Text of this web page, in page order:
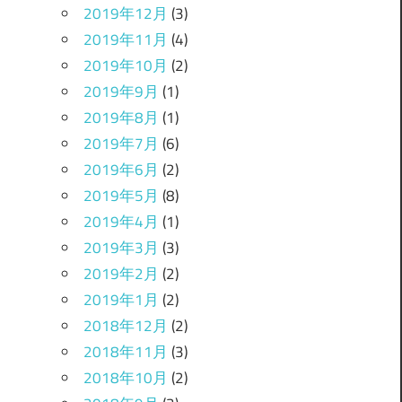
2019年12月 (3)
2019年11月 (4)
2019年10月 (2)
2019年9月 (1)
2019年8月 (1)
2019年7月 (6)
2019年6月 (2)
2019年5月 (8)
2019年4月 (1)
2019年3月 (3)
2019年2月 (2)
2019年1月 (2)
2018年12月 (2)
2018年11月 (3)
2018年10月 (2)